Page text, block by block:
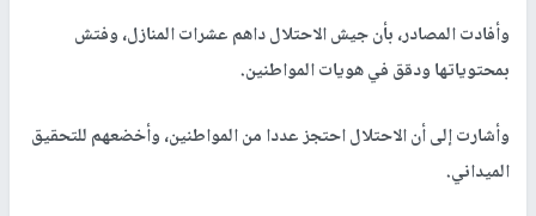
وأفادت المصادر، بأن جيش الاحتلال داهم عشرات المنازل، وفتش
بمحتوياتها ودقق في هويات المواطنين.
وأشارت إلى أن الاحتلال احتجز عددا من المواطنين، وأخضعهم للتحقيق
الميداني.